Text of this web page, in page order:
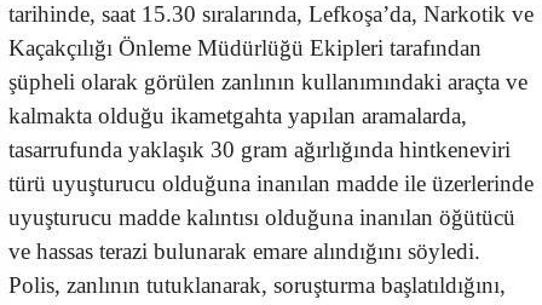
tarihinde, saat 15.30 sıralarında, Lefkoşa’da, Narkotik ve
Kaçakçılığı Önleme Müdürlüğü Ekipleri tarafından
şüpheli olarak görülen zanlının kullanımındaki araçta ve
kalmakta olduğu ikametgahta yapılan aramalarda,
tasarrufunda yaklaşık 30 gram ağırlığında hintkeneviri
türü uyuşturucu olduğuna inanılan madde ile üzerlerinde
uyuşturucu madde kalıntısı olduğuna inanılan öğütücü
ve hassas terazi bulunarak emare alındığını söyledi.
Polis, zanlının tutuklanarak, soruşturma başlatıldığını,